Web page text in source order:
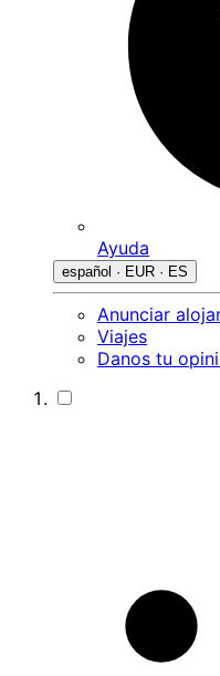
Ayuda
español · EUR · ES
Anunciar
Viajes
Danos tu